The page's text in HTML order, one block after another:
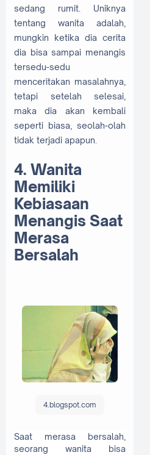
sedang rumit. Uniknya
tentang wanita adalah,
mungkin ketika dia cerita
dia bisa sampai menangis
tersedu-sedu
menceritakan masalahnya,
tetapi setelah selesai,
maka dia akan kembali
seperti biasa, seolah-olah
tidak terjadi apapun.
4. Wanita
Memiliki
Kebiasaan
Menangis Saat
Merasa
Bersalah
4.blogspot.com
Saat merasa bersalah,
seorang wanita bisa